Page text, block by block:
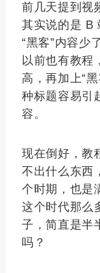
前几天提到视
其实说的是 B
“黑客”内容少
以前也有教程
高，再加上“
种标题容易引
容。
现在倒好，教
不出什么东西
个时期，也是
这个时代那么
子，简直是半
吗？